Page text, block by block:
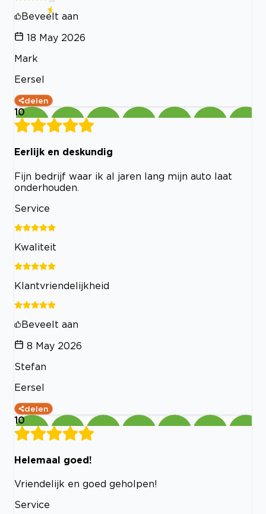
Beveelt aan
18 May 2026
Mark
Eersel
delen
10
Eerlijk en deskundig
Fijn bedrijf waar ik al jaren lang mijn auto laat
onderhouden.
Service
Kwaliteit
Klantvriendelijkheid
Beveelt aan
8 May 2026
Stefan
Eersel
delen
10
Helemaal goed!
Vriendelijk en goed geholpen!
Service